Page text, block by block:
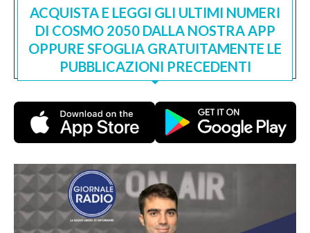
ACQUISTA E LEGGI GLI ULTIMI NUMERI
DI COSMO 2050 DALLA NOSTRA APP
OPPURE SFOGLIA GRATUITAMENTE LE
PUBBLICAZIONI PRECEDENTI